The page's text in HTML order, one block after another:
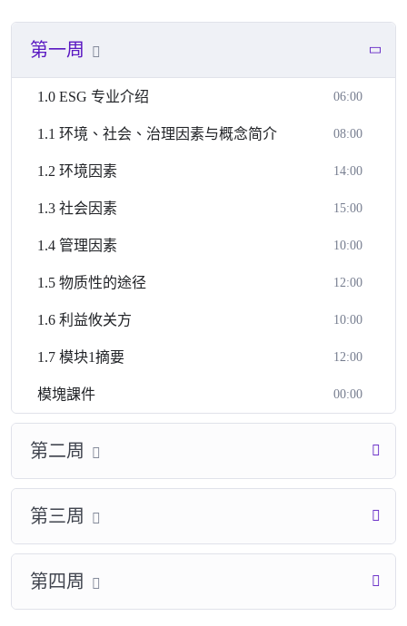
第一周
1.0 ESG 专业介绍 06:00
1.1 环境、社会、治理因素与概念简介 08:00
1.2 环境因素 14:00
1.3 社会因素 15:00
1.4 管理因素 10:00
1.5 物质性的途径 12:00
1.6 利益攸关方 10:00
1.7 模块1摘要 12:00
模塊課件 00:00
第二周
第三周
第四周